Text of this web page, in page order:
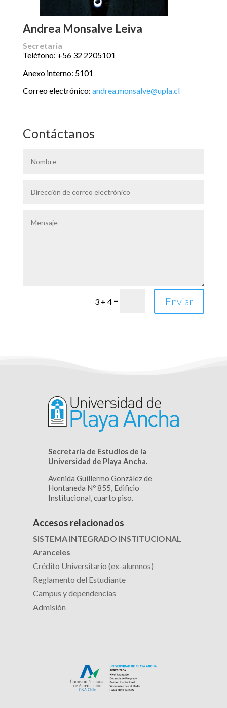
Andrea Monsalve Leiva
Secretaria
Teléfono: +56 32 2205101
Anexo interno: 5101
Correo electrónico: andrea.monsalve@upla.cl
Contáctanos
3 + 4 = Enviar
Secretaría de Estudios de la
Universidad de Playa Ancha.
Avenida Guillermo González de
Hontaneda Nº 855, Edificio
Institucional, cuarto piso.
Accesos relacionados
SISTEMA INTEGRADO INSTITUCIONAL
Aranceles
Crédito Universitario (ex-alumnos)
Reglamento del Estudiante
Campus y dependencias
Admisión